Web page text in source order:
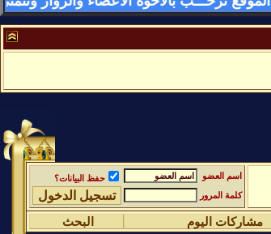
اسم العضو
حفظ البيانات؟
كلمة المرور
مشاركات اليوم البحث